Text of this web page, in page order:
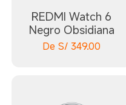
REDMI Watch 6
Negro Obsidiana
De S/349.00